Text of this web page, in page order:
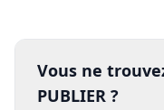
Vous ne
PUBLIER ?